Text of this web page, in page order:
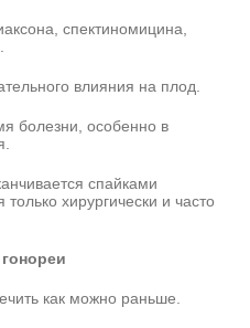
спектиномицина,
влияния на плод.
болезни, особенно в
спайками
хирургически и часто
как можно раньше.